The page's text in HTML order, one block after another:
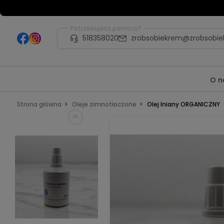
Potrzebujesz pomocy?
518358020
O
Strona główna Oleje zimnotłoczone Olej lniany ORGANICZNY